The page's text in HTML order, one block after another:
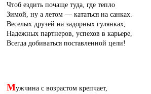
Чтоб ездить почаще туда, где тепло
Зимой, ну а летом — кататься на санках.
Веселых друзей на задорных гулянках,
Надежных партнеров, успехов в карьере,
Всегда добиваться поставленной цели!
Мужчина с возрастом крепчает,